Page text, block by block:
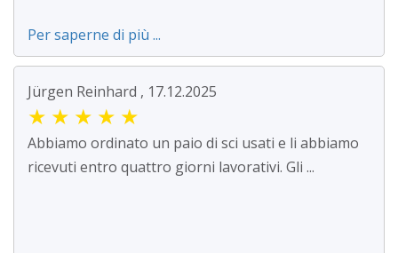
Per saperne di più ...
Jürgen Reinhard , 17.12.2025
★ ★ ★ ★ ★
Abbiamo ordinato un paio di sci usati e li abbiamo
ricevuti entro quattro giorni lavorativi. Gli ...